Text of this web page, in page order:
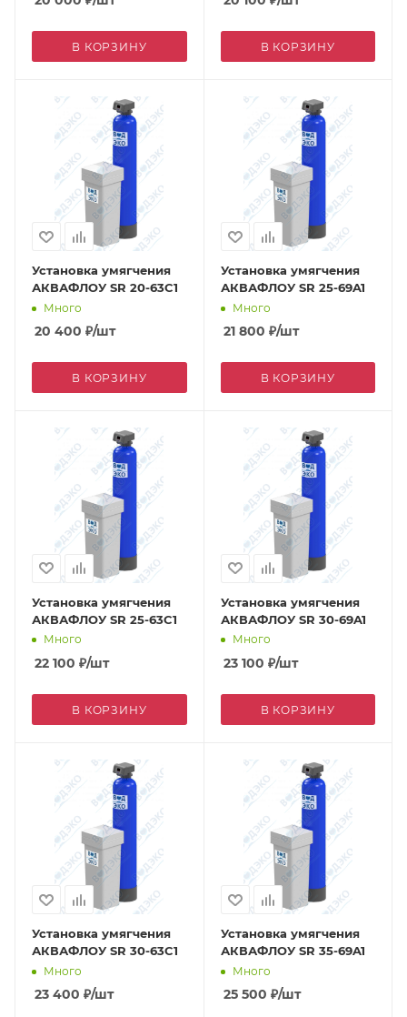
В КОРЗИНУ В КОРЗИНУ
Установка умягчения
АКВАФЛОУ SR 20-63C1
Много
20 400 ₽/шт
В КОРЗИНУ
Установка умягчения
АКВАФЛОУ SR 25-69A1
Много
21 800 ₽/шт
В КОРЗИНУ
Установка умягчения
АКВАФЛОУ SR 25-63C1
Много
22 100 ₽/шт
В КОРЗИНУ
Установка умягчения
АКВАФЛОУ SR 30-69A1
Много
23 100 ₽/шт
В КОРЗИНУ
Установка умягчения
АКВАФЛОУ SR 30-63C1
Много
23 400 ₽/шт
Установка умягчения
АКВАФЛОУ SR 35-69A1
Много
25 500 ₽/шт